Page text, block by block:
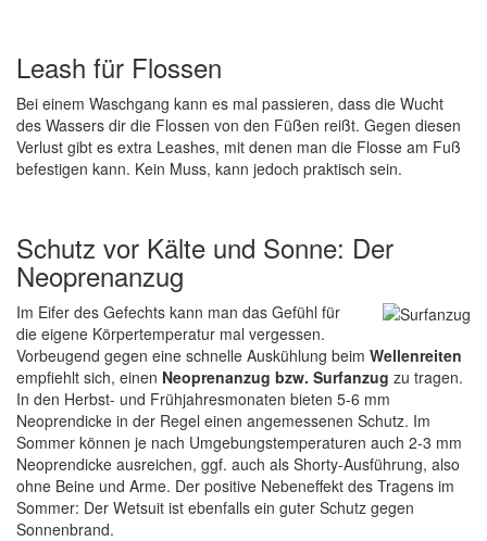
Leash für Flossen
Bei einem Waschgang kann es mal passieren, dass die Wucht
des Wassers dir die Flossen von den Füßen reißt. Gegen diesen
Verlust gibt es extra Leashes, mit denen man die Flosse am Fuß
befestigen kann. Kein Muss, kann jedoch praktisch sein.
Schutz vor Kälte und Sonne: Der
Neoprenanzug
Im Eifer des Gefechts kann man das Gefühl für
die eigene Körpertemperatur mal vergessen.
Vorbeugend gegen eine schnelle Auskühlung beim Wellenreiten
empfiehlt sich, einen Neoprenanzug bzw. Surfanzug zu tragen.
In den Herbst- und Frühjahresmonaten bieten 5-6 mm
Neoprendicke in der Regel einen angemessenen Schutz. Im
Sommer können je nach Umgebungstemperaturen auch 2-3 mm
Neoprendicke ausreichen, ggf. auch als Shorty-Ausführung, also
ohne Beine und Arme. Der positive Nebeneffekt des Tragens im
Sommer: Der Wetsuit ist ebenfalls ein guter Schutz gegen
Sonnenbrand.